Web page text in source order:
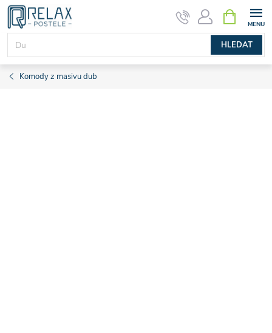
Přejít
obsah
HLEDAT
NÁKUPNÍ
KOŠÍK
Komody z masivu dub